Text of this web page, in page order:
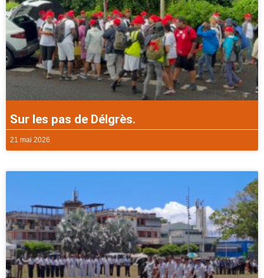
Sur les pas de Délgrès.
21 mai 2026